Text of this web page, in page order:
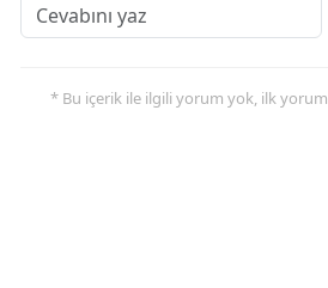
* Bu içerik ile ilgili yorum yok, ilk